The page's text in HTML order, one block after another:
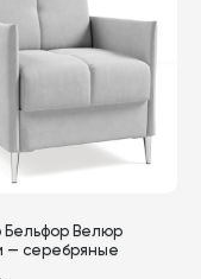
Бельфор Велюр
— серебряные